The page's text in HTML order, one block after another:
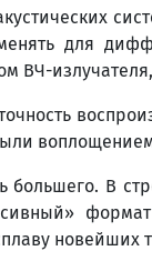
для
ВЧ-
большего. В
новейших